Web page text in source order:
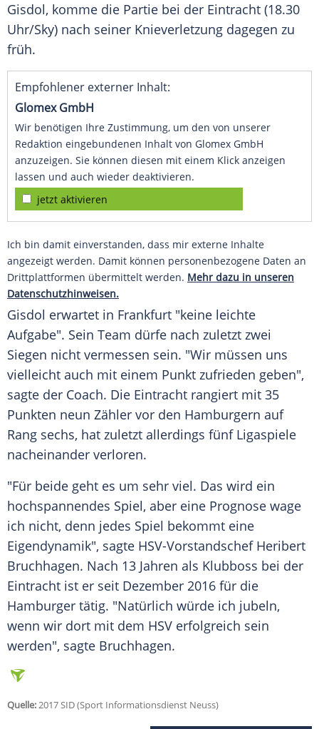
Gisdol, komme die Partie bei der Eintracht (18.30
Uhr/Sky) nach seiner Knieverletzung dagegen zu
früh.
Empfohlener externer Inhalt:
Glomex GmbH
Wir benötigen Ihre Zustimmung, um den von unserer
Redaktion eingebundenen Inhalt von Glomex GmbH
anzuzeigen. Sie können diesen mit einem Klick anzeigen
lassen und auch wieder deaktivieren.
jetzt aktivieren
Ich bin damit einverstanden, dass mir externe Inhalte
angezeigt werden. Damit können personenbezogene Daten an
Drittplattformen übermittelt werden. Mehr dazu in unseren
Datenschutzhinweisen.
Gisdol erwartet in Frankfurt "keine leichte
Aufgabe". Sein Team dürfe nach zuletzt zwei
Siegen nicht vermessen sein. "Wir müssen uns
vielleicht auch mit einem Punkt zufrieden geben",
sagte der Coach. Die Eintracht rangiert mit 35
Punkten neun Zähler vor den Hamburgern auf
Rang sechs, hat zuletzt allerdings fünf Ligaspiele
nacheinander verloren.
"Für beide geht es um sehr viel. Das wird ein
hochspannendes Spiel, aber eine Prognose wage
ich nicht, denn jedes Spiel bekommt eine
Eigendynamik", sagte HSV-Vorstandschef Heribert
Bruchhagen. Nach 13 Jahren als Klubboss bei der
Eintracht ist er seit Dezember 2016 für die
Hamburger tätig. "Natürlich würde ich jubeln,
wenn wir dort mit dem HSV erfolgreich sein
werden", sagte Bruchhagen.
Quelle:2017 SID (Sport Informationsdienst Neuss)